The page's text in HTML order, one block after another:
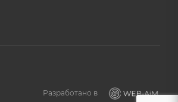
Разработано в